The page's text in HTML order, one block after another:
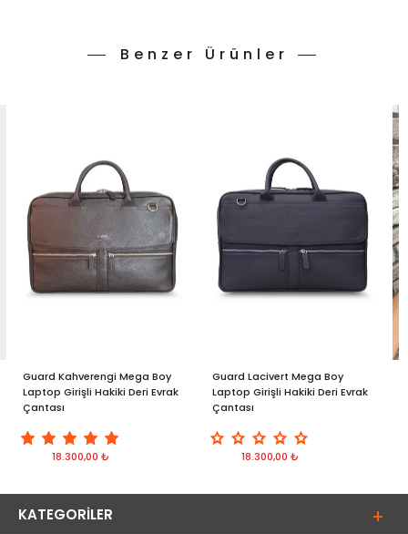
Benzer Ürünler
Guard Kahverengi Mega Boy
Laptop Girişli Hakiki Deri Evrak
Çantası
18.300,00 ₺
Guard Lacivert Mega Boy
Laptop Girişli Hakiki Deri Evrak
Çantası
18.300,00 ₺
KATEGORILER